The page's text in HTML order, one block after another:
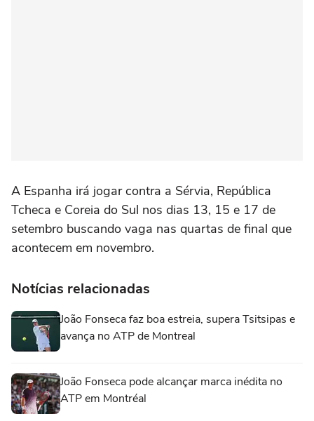
A Espanha irá jogar contra a Sérvia, República
Tcheca e Coreia do Sul nos dias 13, 15 e 17 de
setembro buscando vaga nas quartas de final que
acontecem em novembro.
Notícias relacionadas
João Fonseca faz boa estreia, supera Tsitsipas e
avança no ATP de Montreal
João Fonseca pode alcançar marca inédita no
ATP em Montréal